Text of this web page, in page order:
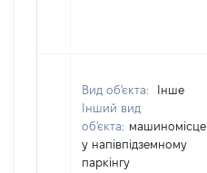
Вид об'єкта:
Інше
Інший вид
об'єкта: машиномісце
у напівпідземному
паркінгу